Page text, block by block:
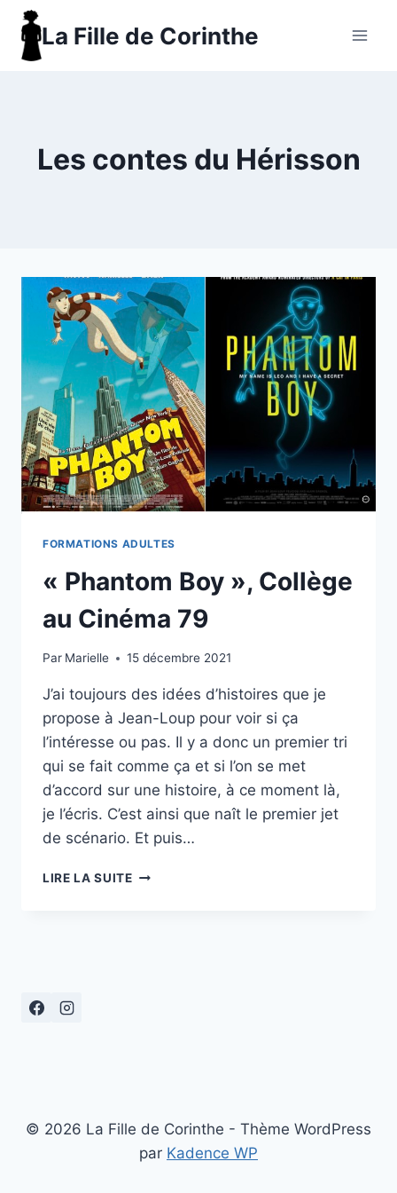
Aller
contenu
La Fille de Corinthe
Les contes du Hérisson
FORMATIONS ADULTES
« Phantom Boy », Collège
au Cinéma 79
Par Marielle 15 décembre 2021
J’ai toujours des idées d’histoires que je
propose à Jean-Loup pour voir si ça
l’intéresse ou pas. Il y a donc un premier tri
qui se fait comme ça et si l’on se met
d’accord sur une histoire, à ce moment là,
je l’écris. C’est ainsi que naît le premier jet
de scénario. Et puis…
LIRE LA SUITE« PHANTOM
© 2026 La Fille de Corinthe - Thème WordPress
par Kadence WP